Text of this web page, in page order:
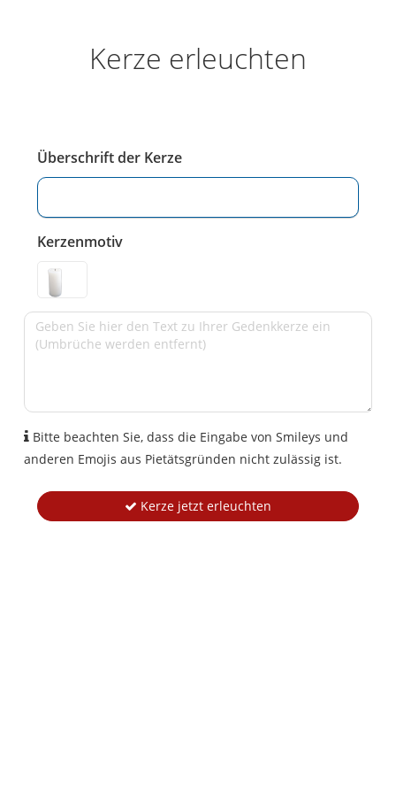
Kerze erleuchten
Überschrift der Kerze
Kerzenmotiv
Bitte beachten Sie, dass die Eingabe von Smileys und
anderen Emojis aus Pietätsgründen nicht zulässig ist.
Kerze jetzt erleuchten